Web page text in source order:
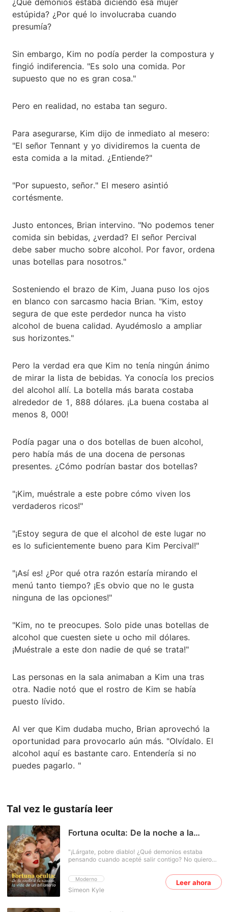
estúpida? ¿Por qué lo involucraba cuando
presumía?
Sin embargo, Kim no podía perder la compostura y
fingió indiferencia. "Es solo una comida. Por
supuesto que no es gran cosa."
Pero en realidad, no estaba tan seguro.
Para asegurarse, Kim dijo de inmediato al mesero:
"El señor Tennant y yo dividiremos la cuenta de
esta comida a la mitad. ¿Entiende?"
"Por supuesto, señor." El mesero asintió
cortésmente.
Justo entonces, Brian intervino. "No podemos tener
comida sin bebidas, ¿verdad? El señor Percival
debe saber mucho sobre alcohol. Por favor, ordena
unas botellas para nosotros."
Sosteniendo el brazo de Kim, Juana puso los ojos
en blanco con sarcasmo hacia Brian. "Kim, estoy
segura de que este perdedor nunca ha visto
alcohol de buena calidad. Ayudémoslo a ampliar
sus horizontes."
Pero la verdad era que Kim no tenía ningún ánimo
de mirar la lista de bebidas. Ya conocía los precios
del alcohol allí. La botella más barata costaba
alrededor de 1, 888 dólares. ¡La buena costaba al
menos 8, 000!
Podía pagar una o dos botellas de buen alcohol,
pero había más de una docena de personas
presentes. ¿Cómo podrían bastar dos botellas?
"¡Kim, muéstrale a este pobre cómo viven los
verdaderos ricos!"
"¡Estoy segura de que el alcohol de este lugar no
es lo suficientemente bueno para Kim Percival!"
"¡Así es! ¿Por qué otra razón estaría mirando el
menú tanto tiempo? ¡Es obvio que no le gusta
ninguna de las opciones!"
"Kim, no te preocupes. Solo pide unas botellas de
alcohol que cuesten siete u ocho mil dólares.
¡Muéstrale a este don nadie de qué se trata!"
Las personas en la sala animaban a Kim una tras
otra. Nadie notó que el rostro de Kim se había
puesto lívido.
Al ver que Kim dudaba mucho, Brian aprovechó la
oportunidad para provocarlo aún más. "Olvídalo. El
alcohol aquí es bastante caro. Entendería si no
puedes pagarlo. "
Tal vez le gustaría leer
Fortuna oculta: De la noche a la
Moderno
Simeon Kyle
"¡Lárgate, pobre diablo! ¿Qué demonios estaba
pensando cuando acepté salir contigo? No quiero
Brian lo humilló públicamente y puso fin a su
relación en plena escuela. Él acababa de pescarla
siendo infiel. En vez de pedir disculpas, lo dejó en
Leer ahora